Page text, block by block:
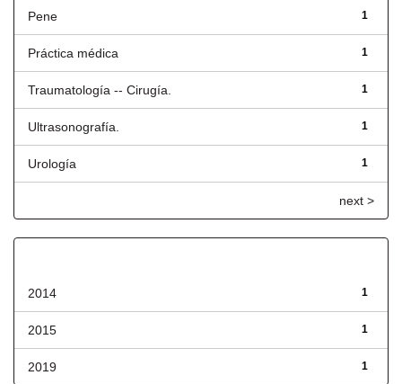
1
Pene
1
Práctica médica
1
Traumatología -- Cirugía.
1
Ultrasonografía.
1
Urología
next >
1
2014
1
2015
1
2019